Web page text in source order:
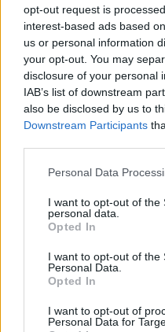
opt-out request is
interest-based ads based
us or personal information
your opt-out. You may
disclosure of your personal
IAB’s list of downstream
also be disclosed by us to
Downstream Participants
Personal Data
I want to opt-out of the
personal data.
Opted In
I want to opt-out of the
Personal Data.
Opted In
I want to opt-out of
Personal Data for
Esim for Global
for Turkey|Esim for